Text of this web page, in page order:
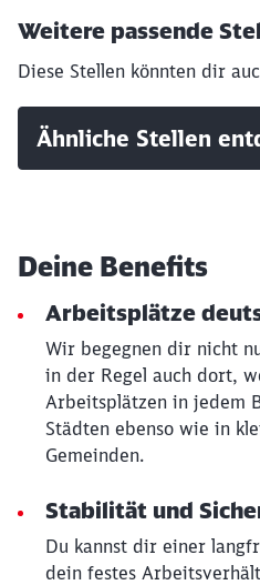
Weitere passende
Diese Stellen könnten dir
Ähnliche Stellen
Deine Benefits
Arbeitsplätze
Wir begegnen dir nicht
in der Regel auch dort,
Arbeitsplätzen in jedem
Städten ebenso wie in
Gemeinden.
Stabilität und
Du kannst dir einer
dein festes
Möchten Sie zu